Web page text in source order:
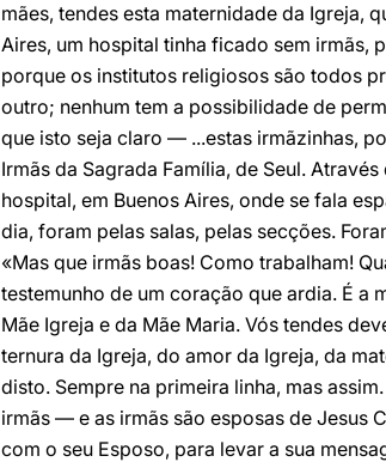
mães, tendes esta maternidade da Igreja,
Aires, um hospital tinha ficado sem irmãs,
porque os institutos religiosos são todos
outro; nenhum tem a possibilidade de
que isto seja claro — ...estas irmãzinhas,
Irmãs da Sagrada Família, de Seul.
hospital, em Buenos Aires, onde se fala
dia, foram pelas salas, pelas secções.
«Mas que irmãs boas! Como trabalham!
testemunho de um coração que ardia. É a
Mãe Igreja e da Mãe Maria. Vós tendes
ternura da Igreja, do amor da Igreja, da
disto. Sempre na primeira linha, mas
irmãs — e as irmãs são esposas de Jesus
com o seu Esposo, para levar a sua